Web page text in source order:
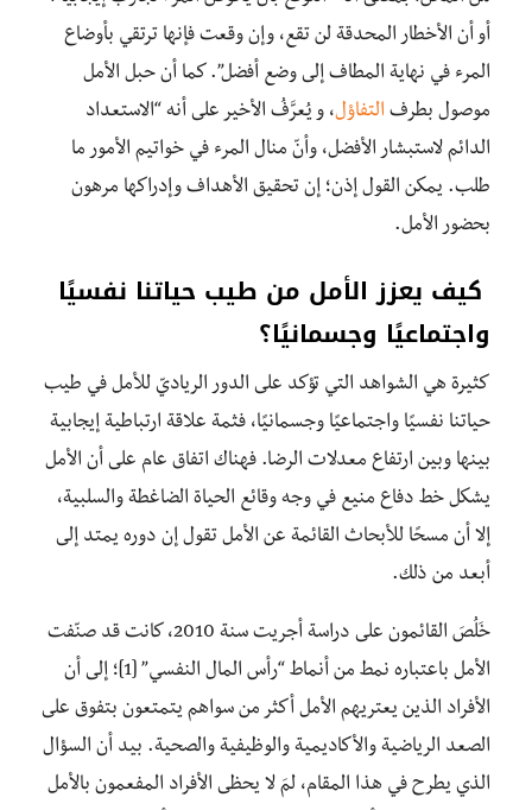
أو أن الأخطار المحدقة لن تقع، وإن وقعت فإنها ترتقي بأوضاع
المرء في نهاية المطاف إلى وضع أفضل”. كما أن حبل الأمل
موصول بطرف التفاؤل، و يُعرَّفُ الأخير على أنه “الاستعداد
الدائم لاستبشار الأفضل، وأنّ منال المرء في خواتيم الأمور ما
طلب. يمكن القول إذن؛ إن تحقيق الأهداف وإدراكها مرهون
بحضور الأمل.
كيف يعزز الأمل من طيب حياتنا نفسيًا
واجتماعيًا وجسمانيًا؟
كثيرة هي الشواهد التي تؤكد على الدور الرياديّ للأمل في طيب
حياتنا نفسيًا واجتماعيًا وجسمانيًا، فثمة علاقة ارتباطية إيجابية
بينها وبين ارتفاع معدلات الرضا. فهناك اتفاق عام على أن الأمل
يشكل خط دفاع منيع في وجه وقائع الحياة الضاغطة والسلبية،
إلا أن مسحًا للأبحاث القائمة عن الأمل تقول إن دوره يمتد إلى
أبعد من ذلك.
خَلُصَ القائمون على دراسة أجريت سنة 2010، كانت قد صنّفت
الأمل باعتباره نمط من أنماط “رأس المال النفسي” [1]؛ إلى أن
الأفراد الذين يعتريهم الأمل أكثر من سواهم يتمتعون بتفوق على
الصعد الرياضية والأكاديمية والوظيفية والصحية. بيد أن السؤال
الذي يطرح في هذا المقام، لمَ لا يحظى الأفراد المفعمون بالأمل